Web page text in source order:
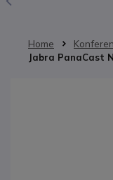
Home
Jabra PanaCast